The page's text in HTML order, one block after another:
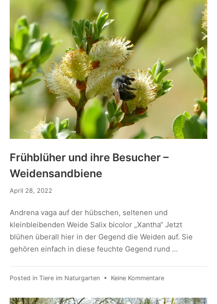
Frühblüher und ihre Besucher –
Weidensandbiene
April 28, 2022
Andrena vaga auf der hübschen, seltenen und
kleinbleibenden Weide Salix bicolor „Xantha“ Jetzt
blühen überall hier in der Gegend die Weiden auf. Sie
gehören einfach in diese feuchte Gegend rund …
Posted in Tiere im Naturgarten • Keine Kommentare